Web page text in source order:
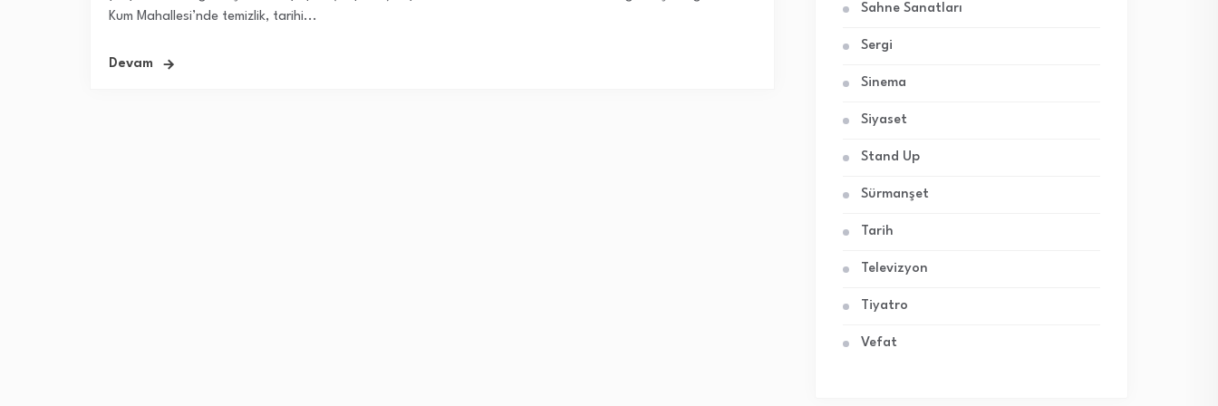
Kum Mahallesi’nde temizlik, tarihi...
Devam
Sahne Sanatları
Sergi
Sinema
Siyaset
Stand Up
Sürmanşet
Tarih
Televizyon
Tiyatro
Vefat